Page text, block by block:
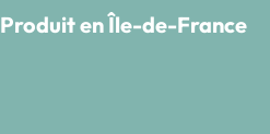
Produit en Île-de-France